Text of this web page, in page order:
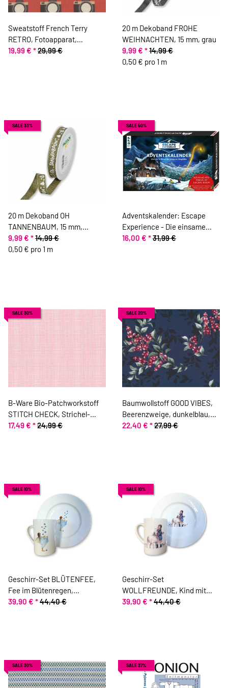
Sweatstoff French Terry
RETRO, Fotoapparat,
stumpfes hellrot
19,99 € *29,99 €
20 m Dekoband FROHE
WEIHNACHTEN, 15 mm, grau
9,99 € *14,99 €
0,50 € pro 1 m
SALE 33%
20 m Dekoband OH
TANNENBAUM, 15 mm,
olivgrün
9,99 € *14,99 €
0,50 € pro 1 m
SALE 50%
Adventskalender: Escape
Experience - Die einsame
Berghütte, TOPP
16,00 € *31,99 €
SALE 30%
B-Ware Bio-Patchworkstoff
STITCH CHECK, Strichel-
Raster, rosa-gebrochenes
17,49 € *24,99 €
SALE 20%
Baumwollstoff GOOD VIBES,
Beerenzweige, dunkelblau,
ring a roses
22,40 € *27,99 €
SALE 10%
Geschirr-Set BLÜTENFEE,
Fee im Blütenregen,
Acufactum
39,90 € *44,40 €
SALE 10%
Geschirr-Set
WOLLFREUNDE, Kind mit
Schäfchen, Acufactum
39,90 € *44,40 €
SALE 30% SALE 37%